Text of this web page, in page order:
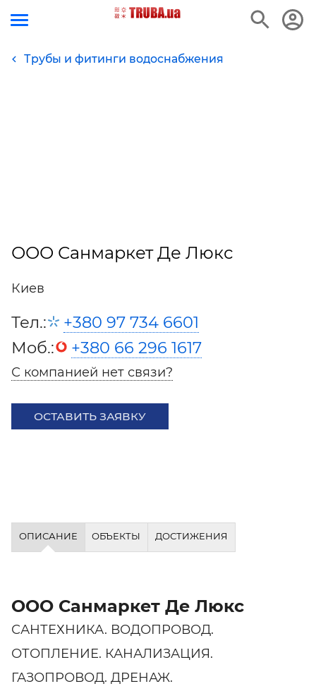
Трубы и фитинги водоснабжения
ООО Санмаркет Де Люкс
Киев
Тел.:
+380 97 734 6601
Моб.:
+380 66 296 1617
С компанией нет связи?
ОСТАВИТЬ ЗАЯВКУ
ОПИСАНИЕ ОБЪЕКТЫ ДОСТИЖЕНИЯ
ООО Санмаркет Де Люкс
САНТЕХНИКА. ВОДОПРОВОД.
ОТОПЛЕНИЕ. КАНАЛИЗАЦИЯ.
ГАЗОПРОВОД. ДРЕНАЖ.